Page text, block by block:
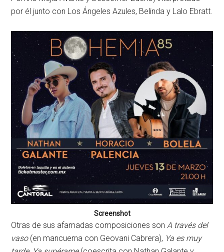
por él junto con Los Ángeles Azules, Belinda y Lalo Ebratt.
Screenshot
Otras de sus afamadas composiciones son A través del
vaso(en mancuerna con Geovani Cabrera), Ya es muy